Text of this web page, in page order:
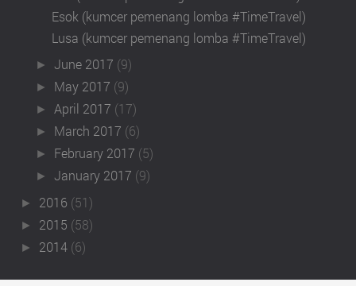
Esok (kumcer pemenang lomba #TimeTravel)
Lusa (kumcer pemenang lomba #TimeTravel)
►June 2017 (9)
► May 2017 (9)
►April 2017 (17)
► March 2017 (6)
► February 2017 (5)
►January 2017 (9)
► 2016 (51)
► 2015 (58)
► 2014 (6)